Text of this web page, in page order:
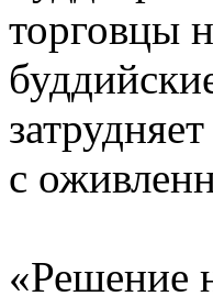
торговцы
с
«Решение